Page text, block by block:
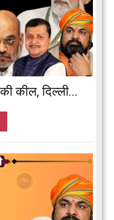
कील, दिल्ली...